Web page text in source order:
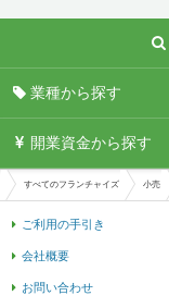
業種から探す
開業資金から探す
すべてのフランチャイズ 小売
ご利用の手引き
会社概要
お問い合わせ